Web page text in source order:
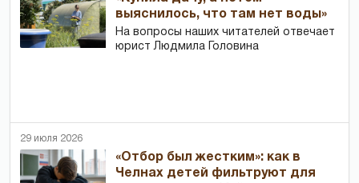
выяснилось, что там нет воды»
На вопросы наших читателей отвечает
юрист Людмила Головина
29 июля 2026
«Отбор был жестким»: как в
Челнах детей фильтруют для